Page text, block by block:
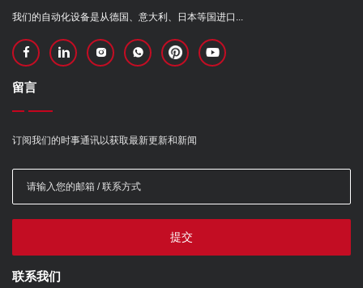
我们的自动化设备是从德国、意大利、日本等国进口...
留言
订阅我们的时事通讯以获取最新更新和新闻
提交
联系我们